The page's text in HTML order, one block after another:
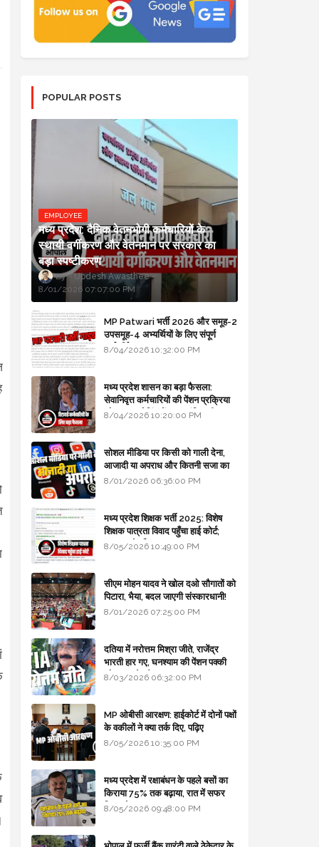
POPULAR POSTS
EMPLOYEE
मध्य प्रदेश: दैनिक वेतनभोगी कर्मचारियों के
स्थायी वर्गीकरण और वेतनमान पर सरकार का
बड़ा स्पष्टीकरण
Updesh Awasthee
8/01/2026 07:07:00 PM
MP Patwari भर्ती 2026 और समूह-2
उपसमूह-4 अभ्यर्थियों के लिए संपूर्ण
मार्गदर्शिका
8/04/2026 10:32:00 PM
मध्य प्रदेश शासन का बड़ा फैसला:
सेवानिवृत्त कर्मचारियों की पेंशन प्रक्रिया
और बजट कोडिंग में हुए क्रांतिकारी
8/04/2026 10:20:00 PM
सोशल मीडिया पर किसी को गाली देना,
आजादी या अपराध और कितनी सजा का
प्रावधान - free legal advice
8/01/2026 06:36:00 PM
मध्य प्रदेश शिक्षक भर्ती 2025: विशेष
शिक्षक पात्रता विवाद पहुँचा हाई कोर्ट;
सरकार से माँगा जवाब
8/05/2026 10:49:00 PM
सीएम मोहन यादव ने खोल दओ सौगातों को
पिटारा, भैया, बदल जाएगी संस्कारधानी!
8/01/2026 07:25:00 PM
दतिया में नरोत्तम मिश्रा जीते, राजेंद्र
भारती हार गए, घनश्याम की पेंशन पक्की
और आशुतोष बैक टू...
8/03/2026 06:32:00 PM
MP ओबीसी आरक्षण: हाईकोर्ट में दोनों पक्षों
के वकीलों ने क्या तर्क दिए, पढ़िए
8/05/2026 10:35:00 PM
मध्य प्रदेश में रक्षाबंधन के पहले बसों का
किराया 75% तक बढ़ाया, रात में सफर
किया तो 10% एक्स्ट्रा
8/05/2026 09:48:00 PM